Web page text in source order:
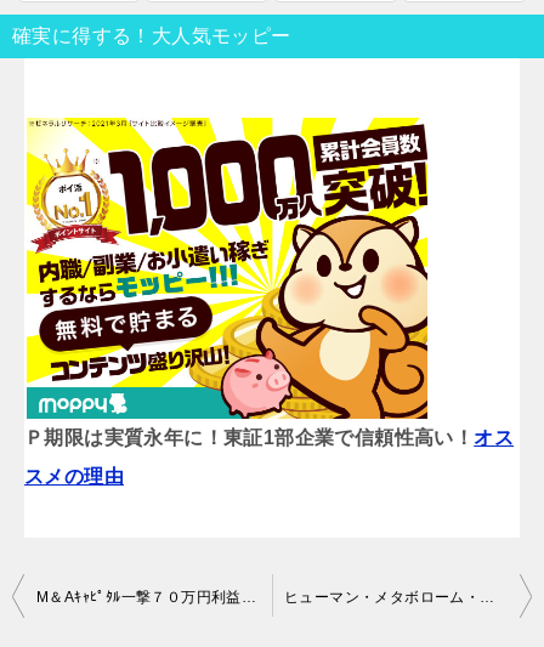
確実に得する！大人気モッピー
Ｐ期限は実質永年に！東証1部企業で信頼性高い！オス
スメの理由
投
M＆Aｷｬﾋﾟﾀﾙ一撃７０万円利益 メディアドゥ一撃８４万７千円の利益。ＩＰＯって凄い ヒューマン・メタボローム・テクノロジーズ新規承認。うれしい1万4千枚配分。